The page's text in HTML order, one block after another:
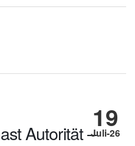
19
Juli-26
Autorität –